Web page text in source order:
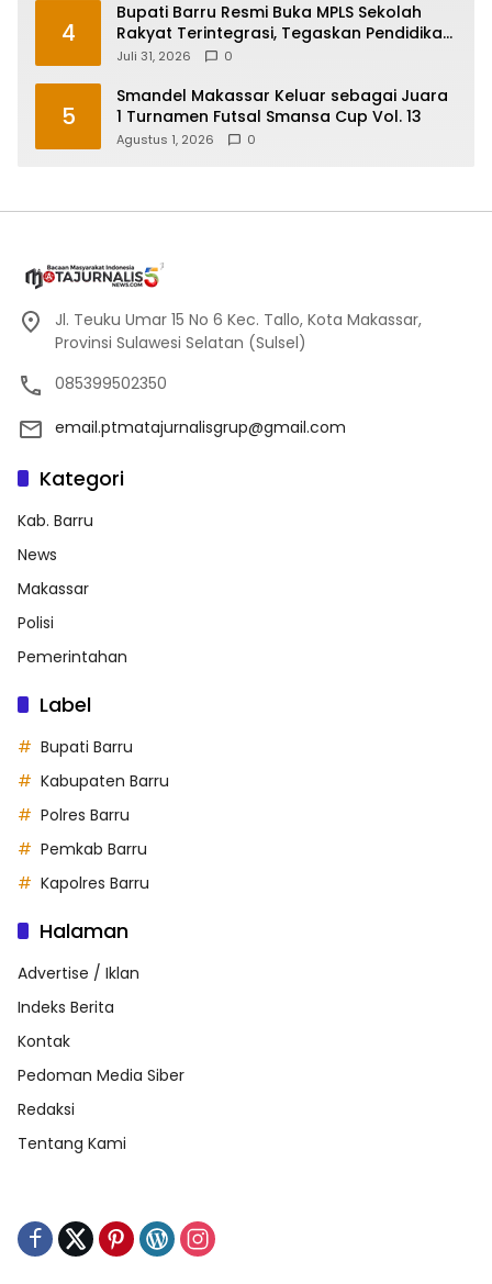
4
Bupati Barru Resmi Buka MPLS Sekolah
Rakyat Terintegrasi, Tegaskan Pendidikan
Kunci Masa Depan Generasi
Juli 31, 2026 0
5
Smandel Makassar Keluar sebagai Juara
1 Turnamen Futsal Smansa Cup Vol. 13
Agustus 1, 2026 0
Jl. Teuku Umar 15 No 6 Kec. Tallo, Kota Makassar,
Provinsi Sulawesi Selatan (Sulsel)
085399502350
email.ptmatajurnalisgrup@gmail.com
Kategori
Kab. Barru
News
Makassar
Polisi
Pemerintahan
Label
Bupati Barru
Kabupaten Barru
Polres Barru
Pemkab Barru
Kapolres Barru
Halaman
Advertise / Iklan
Indeks Berita
Kontak
Pedoman Media Siber
Redaksi
Tentang Kami